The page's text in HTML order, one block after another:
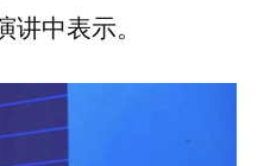
中表示。